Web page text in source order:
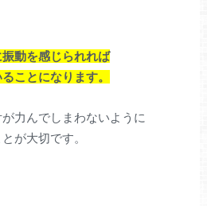
動を感じられれば
ことになります。
力んでしまわないように
が大切です。